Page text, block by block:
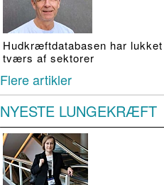
Hudkræftdatabasen har
tværs af sektorer
Flere artikler
NYESTE LUNGEKRÆFT